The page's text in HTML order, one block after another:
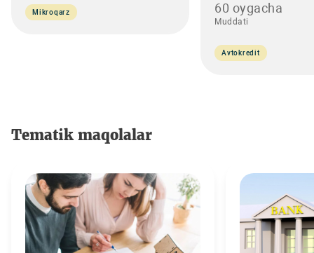
Mikroqarz 60 oygacha
Muddati
Avtokredit
Tematik maqolalar